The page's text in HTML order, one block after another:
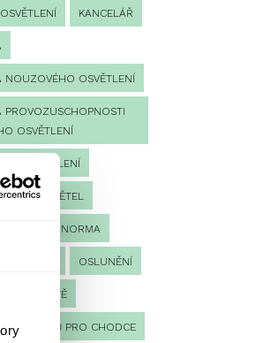
KANCELÁŘ
NOUZOVÉHO OSVĚTLENÍ
PROVOZUSCHOPNOSTI
OSVĚTLENÍ
OSVĚTLENÍ
MĚŘENÍ SVĚTEL
NORMA
OSLUNĚNÍ
PRACOVIŠTĚ
PŘECHODŮ PRO CHODCE